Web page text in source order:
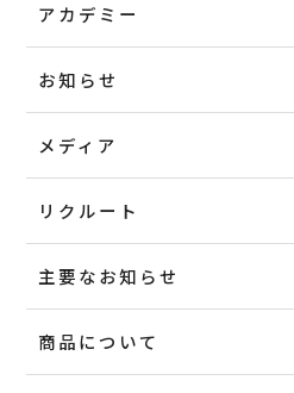
アカデミー
お知らせ
メディア
リクルート
主要なお知らせ
商品について